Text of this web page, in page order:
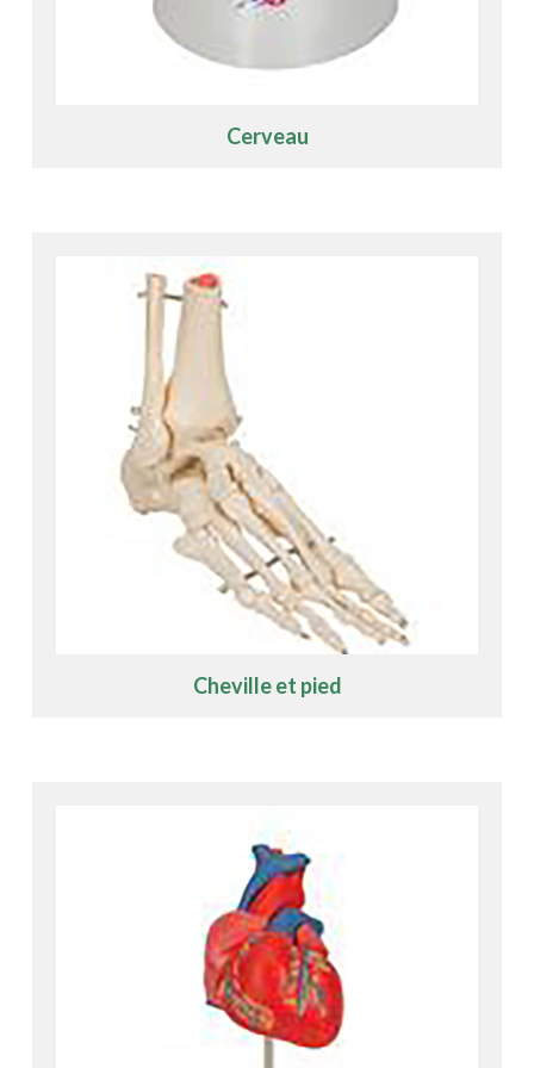
Cerveau
Cheville et pied